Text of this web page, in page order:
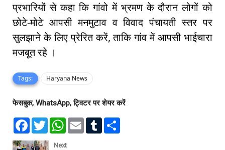
प्रभारियों से कहा कि गांवो में भ्रमण के दौरान लोगों को
छोटे-मोटे आपसी मनमुटाव व विवाद पंचायती स्तर पर
सुलझाने के लिए प्रेरित करें, ताकि गांव में आपसी भाईचारा
मजबूत रहे ।
Tags: Haryana News
फेसबुक, WhatsApp, ट्विटर पर शेयर करें
F
e
T
w
t
W
t
E
T
Next